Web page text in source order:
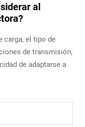
al
carga, el tipo de
de transmisión,
de adaptarse a